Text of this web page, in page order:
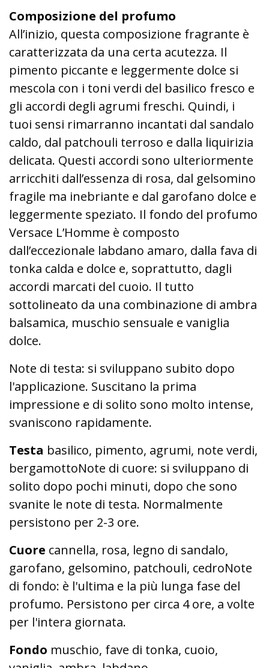
Composizione del profumo
All’inizio, questa composizione fragrante è
caratterizzata da una certa acutezza. Il
pimento piccante e leggermente dolce si
mescola con i toni verdi del basilico fresco e
gli accordi degli agrumi freschi. Quindi, i
tuoi sensi rimarranno incantati dal sandalo
caldo, dal patchouli terroso e dalla liquirizia
delicata. Questi accordi sono ulteriormente
arricchiti dall’essenza di rosa, dal gelsomino
fragile ma inebriante e dal garofano dolce e
leggermente speziato. Il fondo del profumo
Versace L’Homme è composto
dall’eccezionale labdano amaro, dalla fava di
tonka calda e dolce e, soprattutto, dagli
accordi marcati del cuoio. Il tutto
sottolineato da una combinazione di ambra
balsamica, muschio sensuale e vaniglia
dolce.
Note di testa: si sviluppano subito dopo
l'applicazione. Suscitano la prima
impressione e di solito sono molto intense,
svaniscono rapidamente.
Testa basilico, pimento, agrumi, note verdi,
bergamottoNote di cuore: si sviluppano di
solito dopo pochi minuti, dopo che sono
svanite le note di testa. Normalmente
persistono per 2-3 ore.
Cuore cannella, rosa, legno di sandalo,
garofano, gelsomino, patchouli, cedroNote
di fondo: è l'ultima e la più lunga fase del
profumo. Persistono per circa 4 ore, a volte
per l'intera giornata.
Fondo muschio, fave di tonka, cuoio,